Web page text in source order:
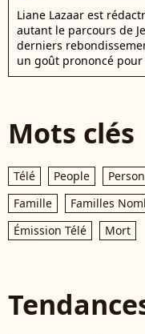
Liane Lazaar est
autant le parcours de
derniers
un goût prononcé
Mots clés
Télé People
Famille
Familles
Émission Télé
Mort